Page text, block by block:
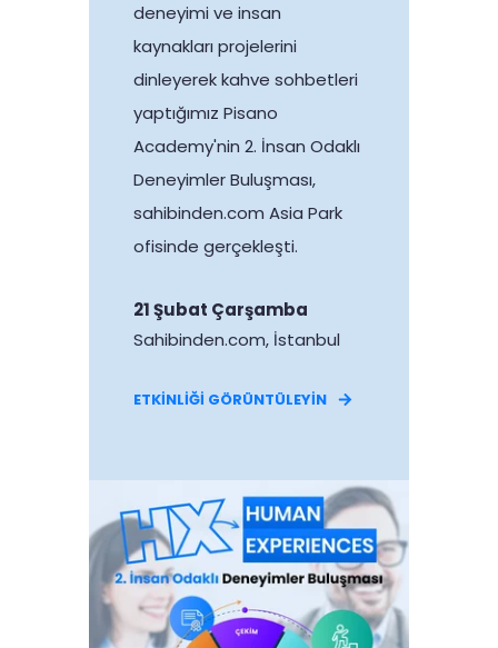
deneyimi ve insan
kaynakları projelerini
dinleyerek kahve sohbetleri
yaptığımız Pisano
Academy'nin 2. İnsan Odaklı
Deneyimler Buluşması,
sahibinden.com Asia Park
ofisinde gerçekleşti.
21 Şubat Çarşamba
Sahibinden.com, İstanbul
ETKİNLİĞİ GÖRÜNTÜLEYİN